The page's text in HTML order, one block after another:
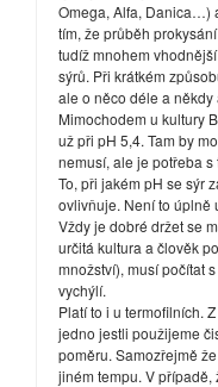
Omega, Alfa, Danica…)
tím, že průběh
tudíž mnohem
sýrů. Při krátkém
ale o něco déle a někdy
Mimochodem u kultury
už při pH 5,4. Tam by
nemusí, ale je potřeba s
To, při jakém pH se sýr
ovlivňuje. Není to úplně
Vždy je dobré držet se
určitá kultura a člověk
množství), musí počítat
vychýlí.
Platí to i u termofilních.
jedno jestli použijeme
poměru. Samozřejmě
jiném tempu. V